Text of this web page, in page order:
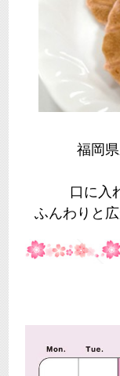
福岡
口に入
ふんわりと